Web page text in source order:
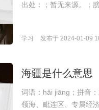
出处：；暂无来源。；
学习 发布于 2024-01-09
海疆是什么意思
词语：hǎi jiāng；拼音
领海、毗连区、专属经